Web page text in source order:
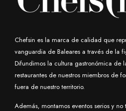
Chefsin es la marca de calidad que
vanguardia de Baleares a través de la
Difundimos la cultura gastronómica de
restaurantes de nuestros miembros de
fuera de nuestro territorio.
Además, montamos eventos serios y no